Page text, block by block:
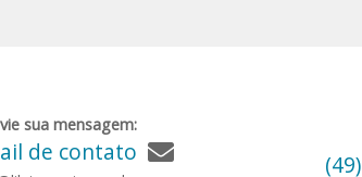
sua mensagem:
de contato